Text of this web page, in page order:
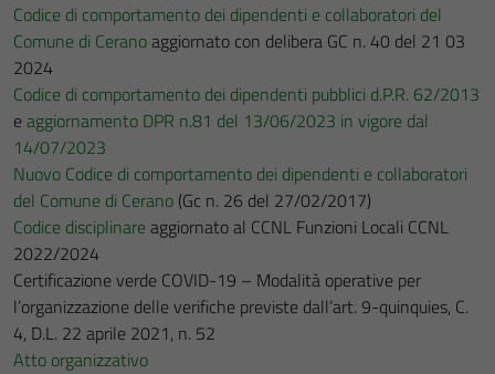
Codice di comportamento dei dipendenti e collaboratori del
Comune di Ceranoaggiornato con delibera GC n. 40 del 21 03
2024
Codice di comportamento dei dipendenti pubblici d.P.R. 62/2013
eaggiornamento DPR n.81 del 13/06/2023 in vigore dal
14/07/2023
Nuovo Codice di comportamento dei dipendenti e collaboratori
del Comune di Cerano (Gc n. 26 del 27/02/2017)
Codice disciplinareaggiornato al CCNL Funzioni Locali CCNL
2022/2024
Certificazione verde COVID-19 – Modalità operative per
l’organizzazione delle verifiche previste dall’art. 9-quinquies, C.
4, D.L. 22 aprile 2021, n. 52
Atto organizzativo